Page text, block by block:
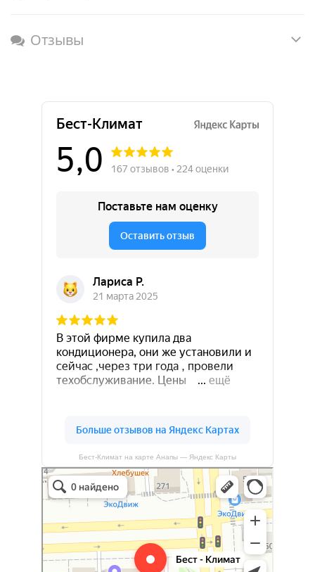
Отзывы
Бест-Климат на карте Анапы — Яндекс Карты
Бест-климат
Кондиционеры в Краснодаре